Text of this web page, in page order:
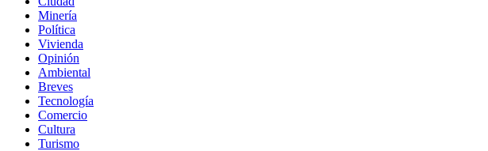
Minería
Política
Vivienda
Opinión
Ambiental
Breves
Tecnología
Comercio
Cultura
Turismo